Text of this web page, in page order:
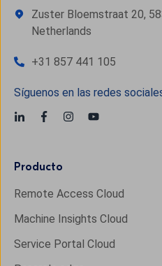
Zuster Bloemstraat 20,
Netherlands
+31 857 441 105
Síguenos en las redes
Producto
Remote Access Cloud
Machine Insights Cloud
Service Portal Cloud